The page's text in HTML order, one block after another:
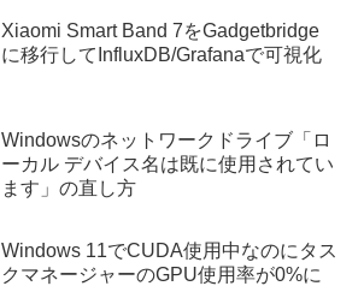
Xiaomi Smart Band 7をGadgetbridge
に移行してInfluxDB/Grafanaで可視化
Windowsのネットワークドライブ「ロ
ーカル デバイス名は既に使用されてい
ます」の直し方
Windows 11でCUDA使用中なのにタス
クマネージャーのGPU使用率が0%に